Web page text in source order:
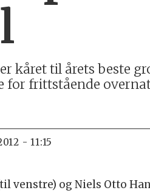
kåret til årets beste
for frittstående
- 11:15
venstre) og Niels Otto